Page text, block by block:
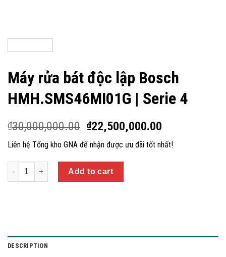
Máy rửa bát độc lập Bosch
HMH.SMS46MI01G | Serie 4
₫30,000,000.00 ₫22,500,000.00
Liên hệ Tổng kho GNA để nhận được ưu đãi tốt nhất!
Quantity
Add to cart
DESCRIPTION